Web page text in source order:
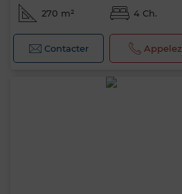
270 m² 4 Ch.
Contacter Appelez